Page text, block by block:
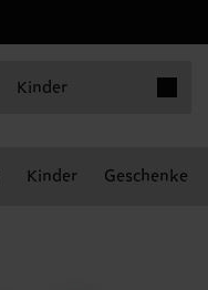
Kinder
Kinder Geschenke